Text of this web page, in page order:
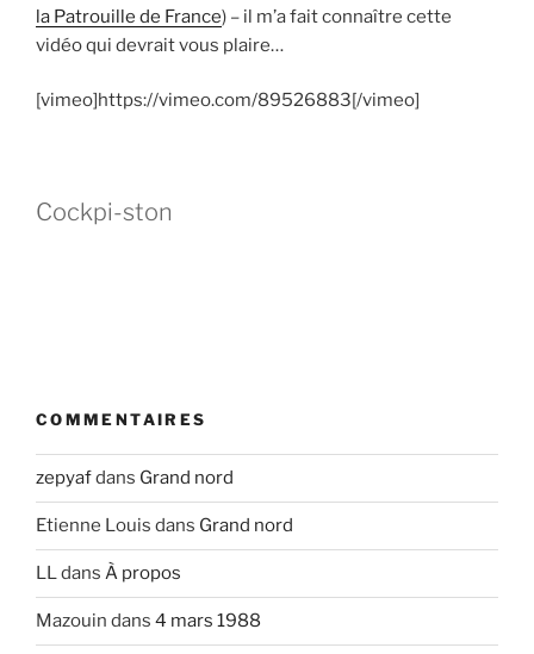
la Patrouille de France) – il m’a fait connaître cette
vidéo qui devrait vous plaire…
[vimeo]https://vimeo.com/89526883[/vimeo]
Cockpi-ston
COMMENTAIRES
zepyafdans Grand nord
Etienne Louis dans Grand nord
LLdans À propos
Mazouin dans 4 mars 1988